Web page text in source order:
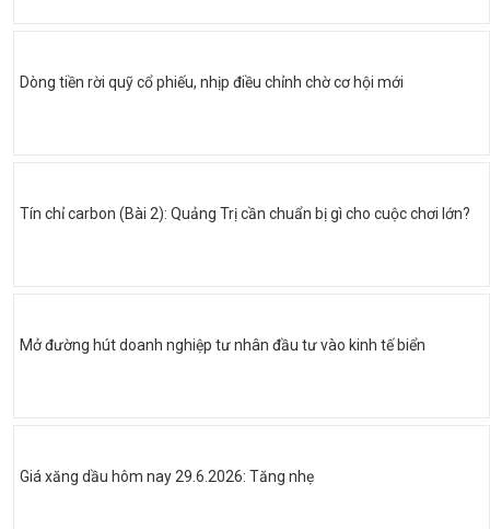
Dòng tiền rời quỹ cổ phiếu, nhịp điều chỉnh chờ cơ hội mới
Tín chỉ carbon (Bài 2): Quảng Trị cần chuẩn bị gì cho cuộc chơi lớn?
Mở đường hút doanh nghiệp tư nhân đầu tư vào kinh tế biển
Giá xăng dầu hôm nay 29.6.2026: Tăng nhẹ